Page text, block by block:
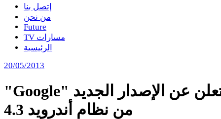
إتصل بنا
من نحن
Future
TV مسارات
الرئيسية
20/05/2013
"Google" تعلن عن الإصدار الجديد
من نظام أندرويد 4.3